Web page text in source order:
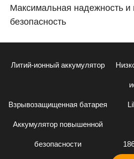
Максимальная надежность и
безопасность
Литий-ионный аккумулятор
Взрывозащищенная батарея
Аккумулятор повышенной
безопасности